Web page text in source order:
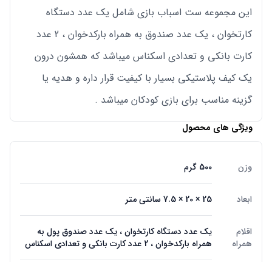
این مجموعه ست اسباب بازی شامل یک عدد دستگاه
کارتخوان ، یک عدد صندوق به همراه بارکدخوان ، 2 عدد
کارت بانکی و تعدادی اسکناس میباشد که همشون درون
یک کیف پلاستیکی بسیار با کیفیت قرار داره و هدیه یا
گزینه مناسب برای بازی کودکان میباشد .
ویژگی های محصول
وزن 500 گرم
ابعاد 25 × 20 × 7.5 سانتی متر
اقلام
همراه
یک عدد دستگاه کارتخوان ، یک عدد صندوق پول به
همراه بارکدخوان ، 2 عدد کارت بانکی و تعدادی اسکناس